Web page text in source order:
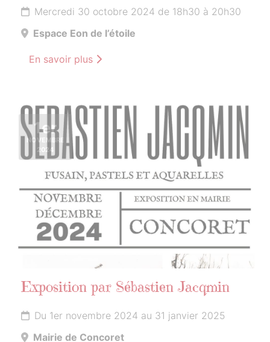
Mercredi 30 octobre 2024 de 18h30 à 20h30
Espace Eon de l’étoile
En savoir plus
1er
NOVEMBRE
2024
Exposition par Sébastien Jacqmin
Du 1er novembre 2024 au 31 janvier 2025
Mairie de Concoret